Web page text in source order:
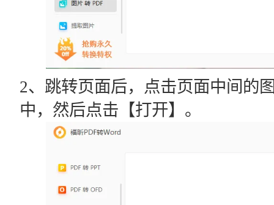
2、跳转页面后，点击页面中间的
中，然后点击【打开】。